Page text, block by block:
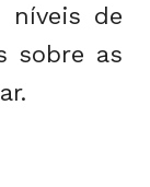
níveis de
sobre as